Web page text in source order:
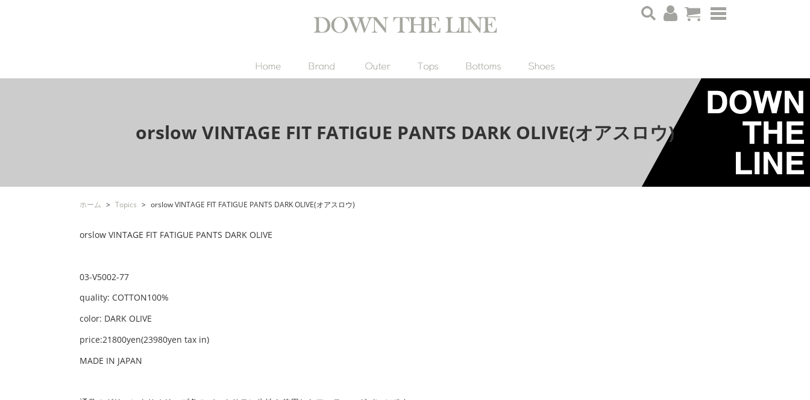
orslow VINTAGE FIT FATIGUE PANTS DARK OLIVE(オアスロウ)
ホーム Topics orslow VINTAGE FIT FATIGUE PANTS DARK OLIVE(オアスロウ)
orslow VINTAGE FIT FATIGUE PANTS DARK OLIVE
03-V5002-77
quality: COTTON100%
color: DARK OLIVE
price:21800yen(23980yen tax in)
MADE IN JAPAN